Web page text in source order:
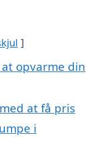
opvarme din
at få pris
i